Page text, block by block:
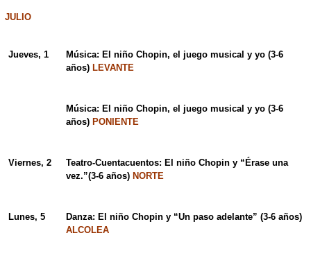
JULIO
Jueves, 1
Música: El niño Chopin, el juego musical y yo (3-6
años) LEVANTE
Música: El niño Chopin, el juego musical y yo (3-6
años) PONIENTE
Viernes, 2
Teatro-Cuentacuentos: El niño Chopin y “Érase una
vez.”(3-6 años) NORTE
Lunes, 5
Danza: El niño Chopin y “Un paso adelante” (3-6 años)
ALCOLEA